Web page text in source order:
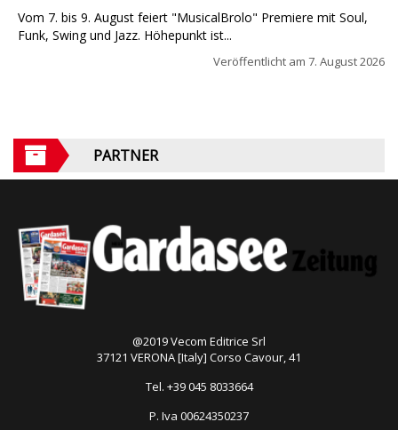
Vom 7. bis 9. August feiert "MusicalBrolo" Premiere mit Soul,
Funk, Swing und Jazz. Höhepunkt ist...
Veröffentlicht am 7. August 2026
PARTNER
@2019 Vecom Editrice Srl
37121 VERONA [Italy] Corso Cavour, 41
Tel. +39 045 8033664
P. Iva 00624350237